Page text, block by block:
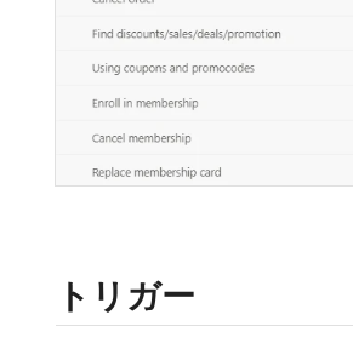
トリガー